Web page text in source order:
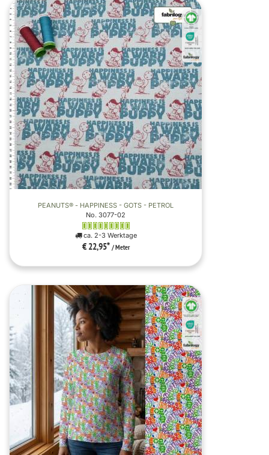
PEANUTS® - HAPPINESS - GOTS - PETROL
No. 3077-02
ca. 2-3 Werktage
€ 22,95* / Meter